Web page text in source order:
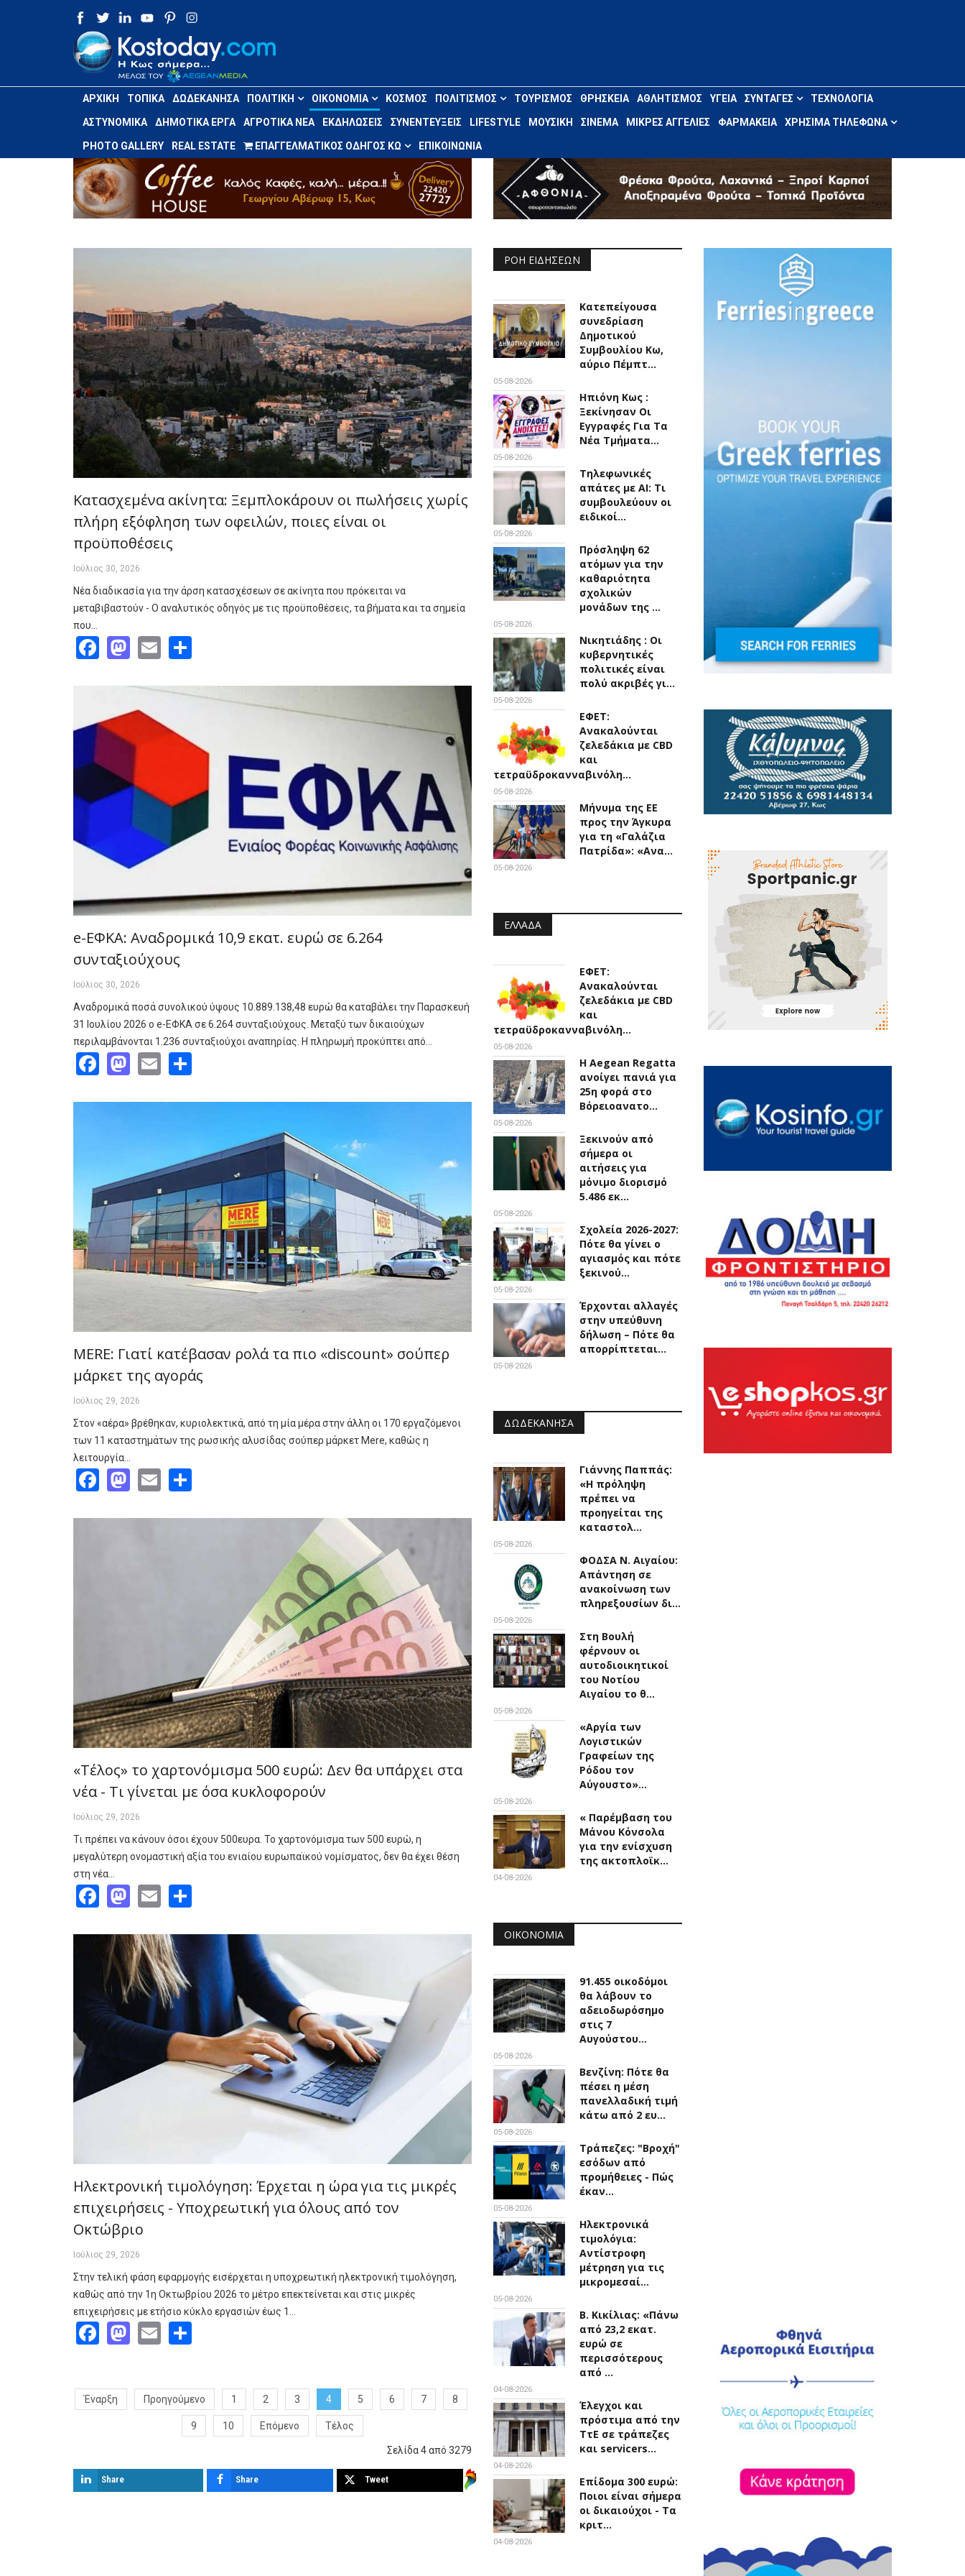
ΑΡΧΙΚΉ ΤΟΠΙΚΆ ΔΩΔΕΚΆΝΗΣΑ ΠΟΛΙΤΙΚΉ ΟΙΚΟΝΟΜΊΑ ΚΌΣΜΟΣ ΠΟΛΙΤΙΣΜΌΣ ΤΟΥΡΙΣΜΌΣ ΘΡΗΣΚΕΊΑ ΑΘΛΗΤΙΣΜΌΣ ΥΓΕΊΑ ΣΥΝΤΑΓΈΣ ΤΕΧΝΟΛΟΓΊΑ
ΑΣΤΥΝΟΜΙΚΆ ΔΗΜΟΤΙΚΆ ΈΡΓΑ ΑΓΡΟΤΙΚΆ ΝΈΑ ΕΚΔΗΛΏΣΕΙΣ ΣΥΝΕΝΤΕΎΞΕΙΣ LIFESTYLE ΜΟΥΣΙΚΉ ΣΙΝΕΜΆ ΜΙΚΡΈΣ ΑΓΓΕΛΊΕΣ ΦΑΡΜΑΚΕΊΑ ΧΡΉΣΙΜΑ ΤΗΛΈΦΩΝΑ
PHOTO GALLERY REAL ESTATE ΕΠΑΓΓΕΛΜΑΤΙΚΌΣ ΟΔΗΓΌΣ ΚΩ ΕΠΙΚΟΙΝΩΝΊΑ
Κατασχεμένα ακίνητα: Ξεμπλοκάρουν οι πωλήσεις χωρίς
πλήρη εξόφληση των οφειλών, ποιες είναι οι
προϋποθέσεις
Ιούλιος 30, 2026
Νέα διαδικασία για την άρση κατασχέσεων σε ακίνητα που πρόκειται να
μεταβιβαστούν - Ο αναλυτικός οδηγός με τις προϋποθέσεις, τα βήματα και τα σημεία
που…
Facebook
Mastodon
Email
e-ΕΦΚΑ: Αναδρομικά 10,9 εκατ. ευρώ σε 6.264
συνταξιούχους
Ιούλιος 30, 2026
Αναδρομικά ποσά συνολικού ύψους 10.889.138,48 ευρώ θα καταβάλει την Παρασκευή
31 Ιουλίου 2026 ο e-ΕΦΚΑ σε 6.264 συνταξιούχους. Μεταξύ των δικαιούχων
περιλαμβάνονται 1.236 συνταξιούχοι αναπηρίας. Η πληρωμή προκύπτει από…
Facebook
Mastodon
Email
MERE: Γιατί κατέβασαν ρολά τα πιο «discount» σούπερ
μάρκετ της αγοράς
Ιούλιος 29, 2026
Στον «αέρα» βρέθηκαν, κυριολεκτικά, από τη μία μέρα στην άλλη οι 170 εργαζόμενοι
των 11 καταστημάτων της ρωσικής αλυσίδας σούπερ μάρκετ Mere, καθώς η
λειτουργία…
Facebook
Mastodon
Email
«Τέλος» το χαρτονόμισμα 500 ευρώ: Δεν θα υπάρχει στα
νέα - Τι γίνεται με όσα κυκλοφορούν
Ιούλιος 29, 2026
Τι πρέπει να κάνουν όσοι έχουν 500ευρα. Το χαρτονόμισμα των 500 ευρώ, η
μεγαλύτερη ονομαστική αξία του ενιαίου ευρωπαϊκού νομίσματος, δεν θα έχει θέση
στη νέα…
Facebook
Mastodon
Email
Ηλεκτρονική τιμολόγηση: Έρχεται η ώρα για τις μικρές
επιχειρήσεις - Υποχρεωτική για όλους από τον
Οκτώβριο
Ιούλιος 29, 2026
Στην τελική φάση εφαρμογής εισέρχεται η υποχρεωτική ηλεκτρονική τιμολόγηση,
καθώς από την 1η Οκτωβρίου 2026 το μέτρο επεκτείνεται και στις μικρές
επιχειρήσεις με ετήσιο κύκλο εργασιών έως 1…
Facebook
Mastodon
Email
Έναρξη Προηγούμενο 1 2 3 4 5 6 7 8
9 10 Επόμενο Τέλος
Σελίδα 4 από 3279
Share Share Tweet
ΡΟΉ ΕΙΔΉΣΕΩΝ
Κατεπείγουσα
συνεδρίαση
Δημοτικού
Συμβουλίου Κω,
αύριο Πέμπτ…
05-08-2026
Ηπιόνη Κως :
Ξεκίνησαν Οι
Εγγραφές Για Τα
Νέα Τμήματα…
05-08-2026
Τηλεφωνικές
απάτες με ΑΙ: Τι
συμβουλεύουν οι
ειδικοί…
05-08-2026
Πρόσληψη 62
ατόμων για την
καθαριότητα
σχολικών
μονάδων της …
05-08-2026
Νικητιάδης : Οι
κυβερνητικές
πολιτικές είναι
πολύ ακριβές γι…
05-08-2026
ΕΦΕΤ:
Ανακαλούνται
ζελεδάκια με CBD
και
τετραϋδροκανναβινόλη…
05-08-2026
Μήνυμα της ΕΕ
προς την Άγκυρα
για τη «Γαλάζια
Πατρίδα»: «Ανα…
05-08-2026
ΕΛΛΆΔΑ
ΕΦΕΤ:
Ανακαλούνται
ζελεδάκια με CBD
και
τετραϋδροκανναβινόλη…
05-08-2026
Η Aegean Regatta
ανοίγει πανιά για
25η φορά στο
Βόρειοανατο…
05-08-2026
Ξεκινούν από
σήμερα οι
αιτήσεις για
μόνιμο διορισμό
5.486 εκ…
05-08-2026
Σχολεία 2026-2027:
Πότε θα γίνει ο
αγιασμός και πότε
ξεκινού…
05-08-2026
Έρχονται αλλαγές
στην υπεύθυνη
δήλωση – Πότε θα
απορρίπτεται…
05-08-2026
ΔΩΔΕΚΆΝΗΣΑ
Γιάννης Παππάς:
«Η πρόληψη
πρέπει να
προηγείται της
καταστολ…
05-08-2026
ΦΟΔΣΑ Ν. Αιγαίου:
Απάντηση σε
ανακοίνωση των
πληρεξουσίων δι…
05-08-2026
Στη Βουλή
φέρνουν οι
αυτοδιοικητικοί
του Νοτίου
Αιγαίου το θ…
05-08-2026
«Αργία των
Λογιστικών
Γραφείων της
Ρόδου τον
Αύγουστο»…
05-08-2026
« Παρέμβαση του
Μάνου Κόνσολα
για την ενίσχυση
της ακτοπλοϊκ…
04-08-2026
ΟΙΚΟΝΟΜΊΑ
91.455 οικοδόμοι
θα λάβουν το
αδειοδωρόσημο
στις 7
Αυγούστου…
05-08-2026
Βενζίνη: Πότε θα
πέσει η μέση
πανελλαδική τιμή
κάτω από 2 ευ…
05-08-2026
Τράπεζες: "Βροχή"
εσόδων από
προμήθειες - Πώς
έκαν…
05-08-2026
Ηλεκτρονικά
τιμολόγια:
Αντίστροφη
μέτρηση για τις
μικρομεσαί…
05-08-2026
Β. Κικίλιας: «Πάνω
από 23,2 εκατ.
ευρώ σε
περισσότερους
από …
04-08-2026
Έλεγχοι και
πρόστιμα από την
ΤτΕ σε τράπεζες
και servicers…
04-08-2026
Επίδομα 300 ευρώ:
Ποιοι είναι σήμερα
οι δικαιούχοι - Τα
κριτ…
04-08-2026